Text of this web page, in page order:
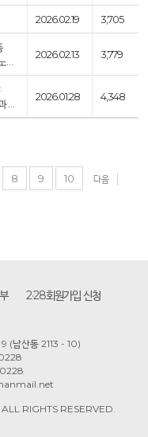
2026.02.19 3,705
2026.02.13 3,779
…
2026.01.28 4,348
8 9 10
다음
2·28회원가입 신청
(남산동 2113 - 10)
RIGHTS RESERVED.